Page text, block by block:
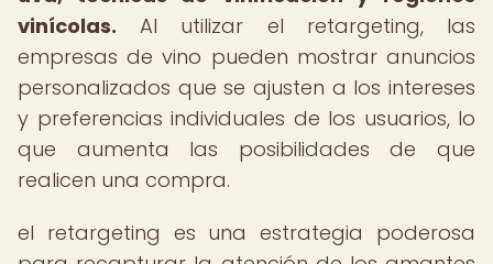
vinícolas. Al utilizar el retargeting, las
empresas de vino pueden mostrar anuncios
personalizados que se ajusten a los intereses
y preferencias individuales de los usuarios, lo
que aumenta las posibilidades de que
realicen una compra.
el retargeting es una estrategia poderosa